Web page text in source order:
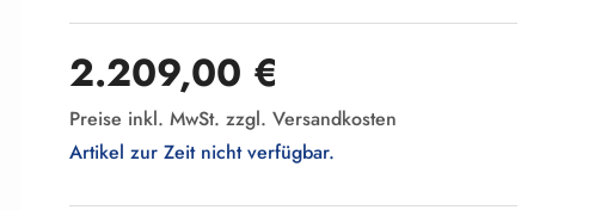
Regulärer Preis:
2.209,00 €
Preise inkl. MwSt. zzgl. Versandkosten
Artikel zur Zeit nicht verfügbar.